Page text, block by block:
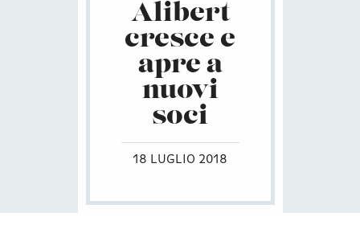
Alibert
cresce e
apre a
nuovi
soci
18 LUGLIO 2018